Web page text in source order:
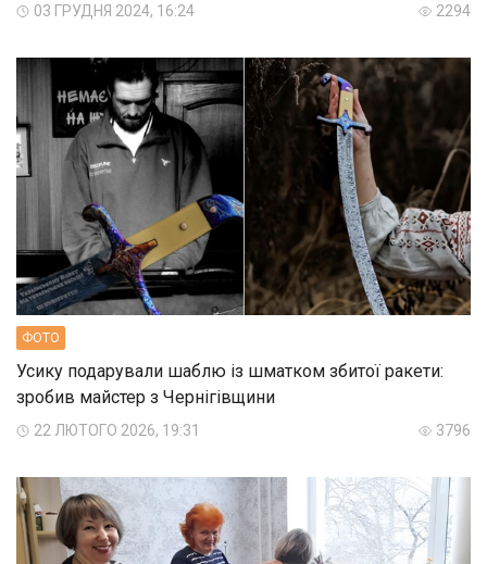
03 ГРУДНЯ 2024, 16:24 2294
ФОТО
Усику подарували шаблю із шматком збитої ракети:
зробив майстер з Чернігівщини
22 ЛЮТОГО 2026, 19:31 3796